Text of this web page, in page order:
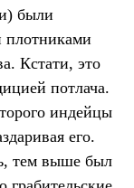
были
Кстати, это
потлача.
индейцы
его.
тем выше был